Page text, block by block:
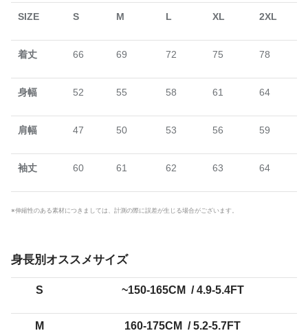
SIZE S M L XL 2XL
着丈 66 69 72 75 78
身幅 52 55 58 61 64
肩幅 47 50 53 56 59
袖丈 60 61 62 63 64
※伸縮性のある素材につきましては、計測の際に誤差が生じる場合がございます。
身長別オススメサイズ
S ~150-165CM / 4.9-5.4FT
M 160-175CM / 5.2-5.7FT